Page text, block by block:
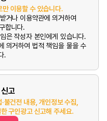
이용할 수 있습니다.
거나 이용약관에 의거하여
합니다.
은 작성자 본인에게 있습니다.
의거하여 법적 책임을 물을 수
.
고
불건전 내용, 개인정보 수집,
구인광고 신고해 주세요.